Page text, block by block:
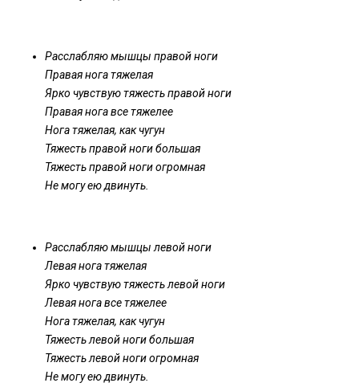
Расслабляю мышцы правой ноги
Правая нога тяжелая
Ярко чувствую тяжесть правой ноги
Правая нога все тяжелее
Нога тяжелая, как чугун
Тяжесть правой ноги большая
Тяжесть правой ноги огромная
Не могу ею двинуть.
Расслабляю мышцы левой ноги
Левая нога тяжелая
Ярко чувствую тяжесть левой ноги
Левая нога все тяжелее
Нога тяжелая, как чугун
Тяжесть левой ноги большая
Тяжесть левой ноги огромная
Не могу ею двинуть.